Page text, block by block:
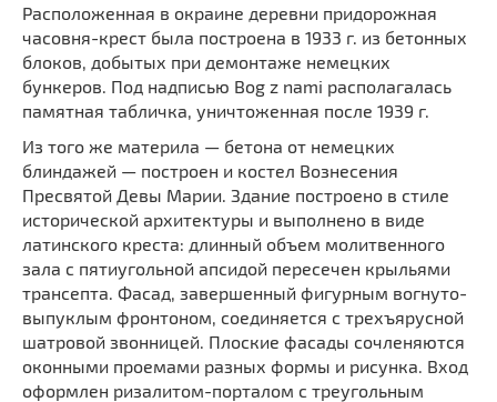
Расположенная в окраине деревни придорожная
часовня-крест была построена в 1933 г. из бетонных
блоков, добытых при демонтаже немецких
бункеров. Под надписью Bog z nami располагалась
памятная табличка, уничтоженная после 1939 г.
Из того же материла — бетона от немецких
блиндажей — построен и костел Вознесения
Пресвятой Девы Марии. Здание построено в стиле
исторической архитектуры и выполнено в виде
латинского креста: длинный объем молитвенного
зала с пятиугольной апсидой пересечен крыльями
трансепта. Фасад, завершенный фигурным вогнуто-
выпуклым фронтоном, соединяется с трехъярусной
шатровой звонницей. Плоские фасады сочленяются
оконными проемами разных формы и рисунка. Вход
оформлен ризалитом-порталом с треугольным